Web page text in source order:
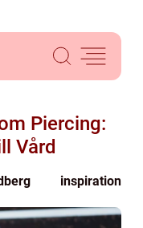
Piercing:
Vård
inspiration